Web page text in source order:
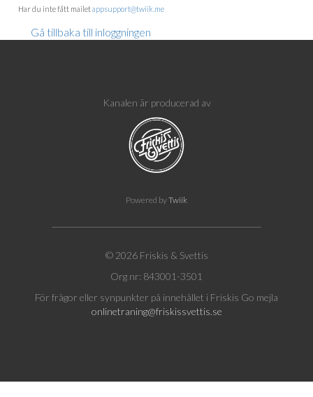
Har du inte fått mailetappsupport@twiik.me
Gå tillbaka till inloggningen
Kanalen är producerad av
Powered byTwiik
© 2026 Friskis & Svettis
Org nr: 843001-3501
För frågor eller synpunkter på innehållet i Friskis Go mejla
onlinetraning@friskissvettis.se